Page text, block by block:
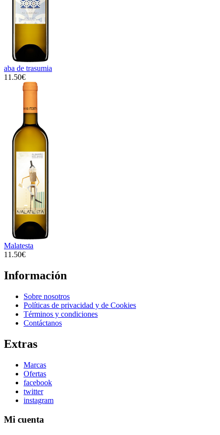
aba de trasumia
11.50€
Malatesta
11.50€
Información
Sobre nosotros
Políticas de privacidad y de Cookies
Términos y condiciones
Contáctanos
Extras
Marcas
Ofertas
facebook
twitter
instagram
Mi cuenta